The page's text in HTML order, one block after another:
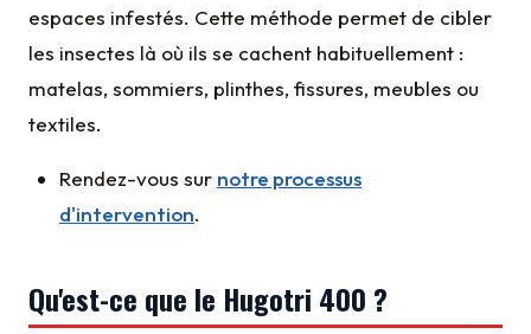
espaces infestés. Cette méthode permet de cibler
les insectes là où ils se cachent habituellement :
matelas, sommiers, plinthes, fissures, meubles ou
textiles.
Rendez-vous sur notre processus
d'intervention.
Qu'est-ce que le Hugotri 400 ?